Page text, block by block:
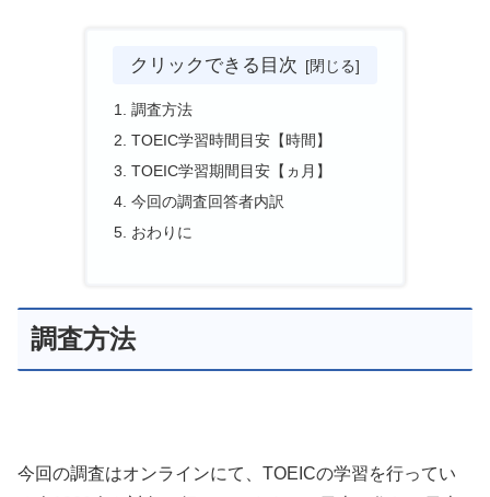
クリックできる目次
調査方法
TOEIC学習時間目安【時間】
TOEIC学習期間目安【ヵ月】
今回の調査回答者内訳
おわりに
調査方法
今回の調査はオンラインにて、TOEICの学習を行ってい